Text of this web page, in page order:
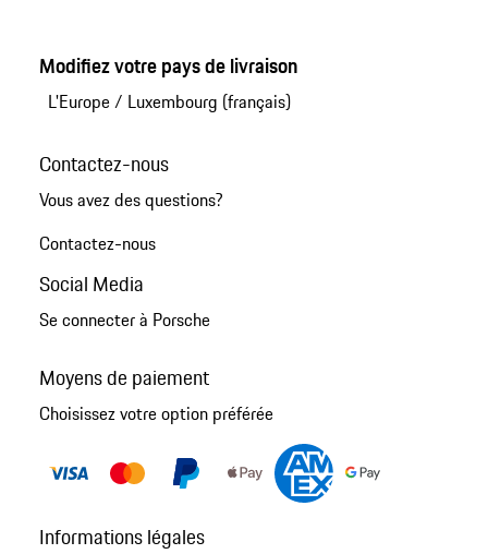
Modifiez votre pays de livraison
L'Europe/ Luxembourg (français)
Contactez-nous
Vous avez des questions?
Contactez-nous
Social Media
Se connecter à Porsche
Moyens de paiement
Choisissez votre option préférée
Informations légales